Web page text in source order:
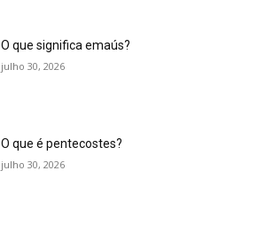
O que significa emaús?
julho 30, 2026
O que é pentecostes?
julho 30, 2026